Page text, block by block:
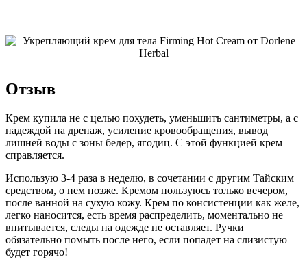
Отзыв
Крем купила не с целью похудеть, уменьшить сантиметры, а с
надеждой на дренаж, усиление кровообращения, вывод
лишней воды с зоны бедер, ягодиц. С этой функцией крем
справляется.
Использую 3-4 раза в неделю, в сочетании с другим Тайским
средством, о нем позже. Кремом пользуюсь только вечером,
после ванной на сухую кожу. Крем по консистенции как желе,
легко наносится, есть время распределить, моментально не
впитывается, следы на одежде не оставляет. Ручки
обязательно помыть после него, если попадет на слизистую
будет горячо!